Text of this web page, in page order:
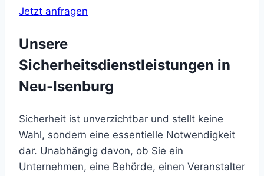
Jetzt anfragen
Unsere
Sicherheitsdienstleistungen in
Neu-Isenburg
Sicherheit ist unverzichtbar und stellt keine
Wahl, sondern eine essentielle Notwendigkeit
dar. Unabhängig davon, ob Sie ein
Unternehmen, eine Behörde, einen Veranstalter